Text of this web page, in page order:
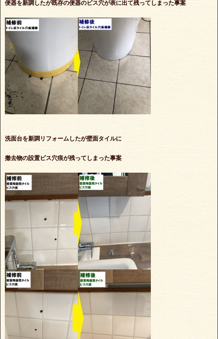
便器を新調したが既存の便器のビス穴が表に出て残ってしまった事案
洗面台を新調リフォームしたが壁面タイルに
撤去物の設置ビス穴痕が残ってしまった事案